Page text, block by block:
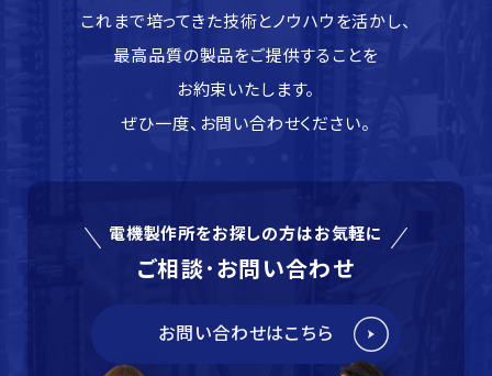
これまで培ってきた技術とノウハウを活かし、
最高品質の製品をご提供することを
お約束いたします。
ぜひ一度、お問い合わせください。
電機製作所をお探しの方はお気軽に
ご相談･お問い合わせ
お問い合わせはこちら